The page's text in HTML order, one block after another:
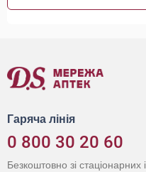
Гаряча лінія
0 800 30 20 60
Безкоштовно зі стаціонарних і